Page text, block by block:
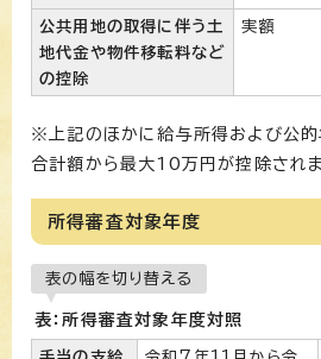
公共用地の取得に伴う土
地代金や物件移転料など
の控除
実額
※上記のほかに給与所得および公
合計額から最大10万円が控除されま
所得審査対象年度
表の幅を切り替える
表：所得審査対象年度対照